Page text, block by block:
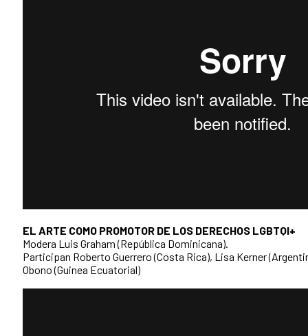
EL ARTE COMO PROMOTOR DE LOS DERECHOS LGBTQI+
Modera Luis Graham (República Dominicana).
Participan Roberto Guerrero (Costa Rica), Lisa Kerner
Obono (Guinea Ecuatorial)